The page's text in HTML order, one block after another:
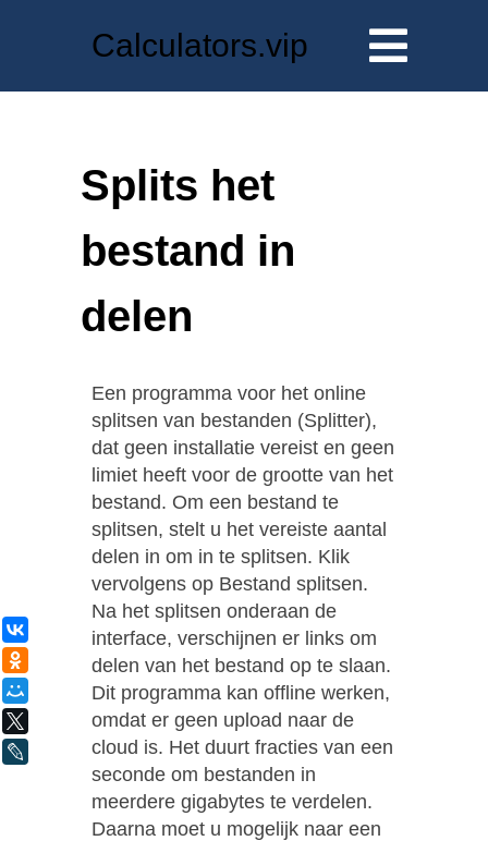
Calculators.vip
Splits het
bestand in
delen
Een programma voor het online
splitsen van bestanden (Splitter),
dat geen installatie vereist en geen
limiet heeft voor de grootte van het
bestand. Om een ​​bestand te
splitsen, stelt u het vereiste aantal
delen in om in te splitsen. Klik
vervolgens op Bestand splitsen.
Na het splitsen onderaan de
interface, verschijnen er links om
delen van het bestand op te slaan.
Dit programma kan offline werken,
omdat er geen upload naar de
cloud is. Het duurt fracties van een
seconde om bestanden in
meerdere gigabytes te verdelen.
Daarna moet u mogelijk naar een
ВКонтакте
Одноклассники
Мой Мир
LiveJournal